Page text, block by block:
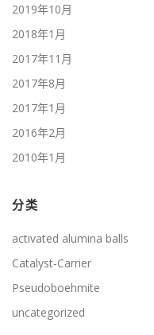
2019年10月
2018年1月
2017年11月
2017年8月
2017年1月
2016年2月
2010年1月
分类
activated alumina balls
Catalyst-Carrier
Pseudoboehmite
uncategorized